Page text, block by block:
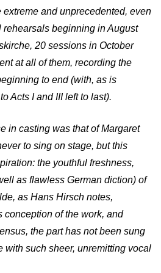
extreme and unprecedented, even
rehearsals beginning in August
20 sessions in October
at all of them, recording the
to end (with, as is
Acts I and III left to last).
in casting was that of Margaret
to sing on stage, but this
the youthful freshness,
as flawless German diction) of
as Hans Hirsch notes,
conception of the work, and
the part has not been sung
with such sheer, unremitting vocal